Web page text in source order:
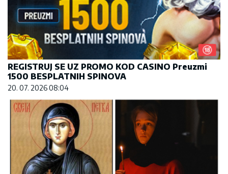
REGISTRUJ SE UZ PROMO KOD CASINO Preuzmi
1500 BESPLATNIH SPINOVA
20. 07. 2026 08:04